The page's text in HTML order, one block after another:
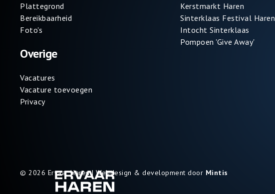
Plattegrond
Bereikbaarheid
Foto's
Overige
Vacatures
Vacature toevoegen
Privacy
Kerstmarkt Haren
Sinterklaas Festival Haren
Intocht Sinterklaas
Pompoen 'Give Away'
© 2026 Ervaar Haren | Webdesign & development door Mintis